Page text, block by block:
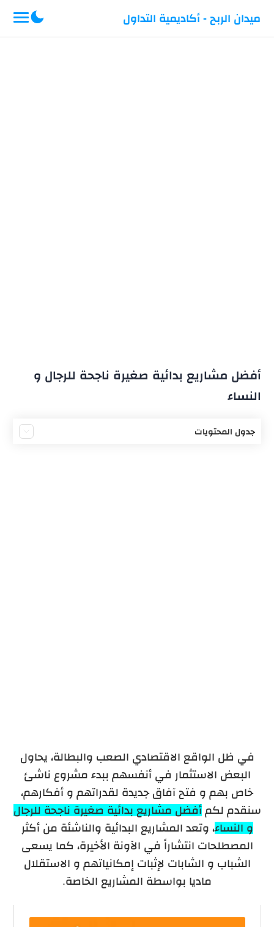
ميدان الربح - أكاديمية التداول
أفضل مشاريع بدائية صغيرة ناجحة للرجال و
النساء
جدول المحتويات
في ظل الواقع الاقتصادي الصعب والبطالة، يحاول
البعض الاستثمار في أنفسهم ببدء مشروع ناشئ
خاص بهم و فتح آفاق جديدة لقدراتهم و أفكارهم،
سنقدم لكمأفضل مشاريع بدائية صغيرة ناجحة للرجال
و النساء، وتعد المشاريع البدائية والناشئة من أكثر
المصطلحات انتشاراً في الآونة الأخيرة، كما يسعى
الشباب و الشابات لإثبات إمكانياتهم و الاستقلال
ماديا بواسطة المشاريع الخاصة.